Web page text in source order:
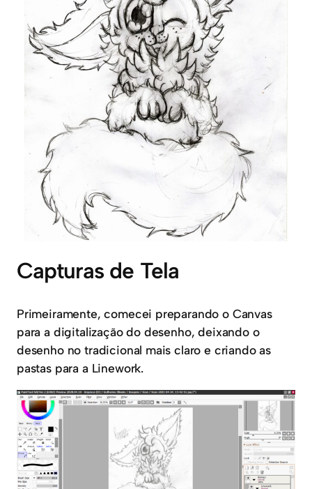
Capturas de Tela
Primeiramente, comecei preparando o Canvas
para a digitalização do desenho, deixando o
desenho no tradicional mais claro e criando as
pastas para a Linework.